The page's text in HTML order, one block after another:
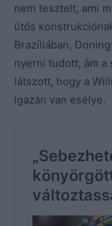
nem tesztelt, ami
ütős
Brazíliában,
nyerni tudott, ám
látszott, hogy a
igazán van esélye.